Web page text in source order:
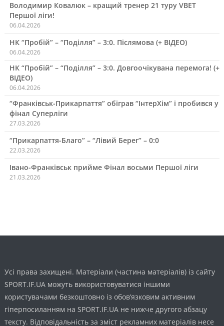
Володимир Ковалюк – кращий тренер 21 туру VBET
Першої ліги!
06.04.2026
НК “Пробій” – “Поділля” – 3:0. Післямова (+ ВІДЕО)
06.04.2026
НК “Пробій” – “Поділля” – 3:0. Довгоочікувана перемога! (+
ВІДЕО)
06.04.2026
“Франківськ-Прикарпаття” обіграв “ІнтерХім” і пробився у
фінал Суперліги
27.03.2026
“Прикарпаття-Благо” – “Лівий Берег” – 0:0
22.03.2026
Івано-Франківськ прийме Фінал восьми Першої ліги
21.03.2026
Усі права захищені. Матеріали (частина матеріалів) із сайту
SPORT.IF.UA можуть використовуватися іншими
користувачами безкоштовно із обов’язковим активним
гіперпосиланням на SPORT.IF.UA не нижче другого абзацу
тексту. Відповідальність за зміст рекламних матеріалів несе